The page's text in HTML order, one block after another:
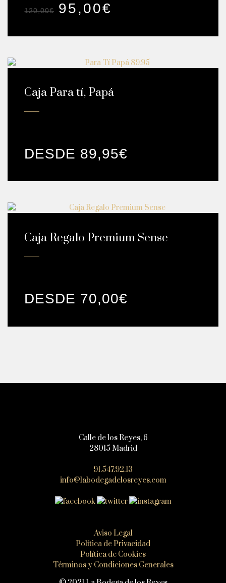
120,00€ 95,00€
Caja Para tí, Papá
DESDE 89,95€
Caja Regalo Premium Sense
DESDE 70,00€
Calle de los Reyes, 6
28015 Madrid
91.547.92.13
info@labodegadelosreyes.com
Aviso Legal
Política de Privacidad
Política de Cookies
Términos y Condiciones Generales